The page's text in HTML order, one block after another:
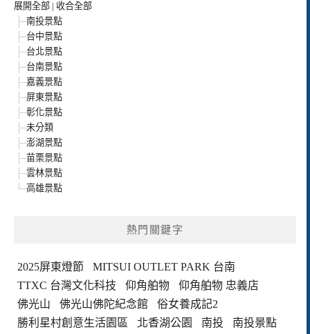
展開全部 | 收合全部
南投景點
台中景點
台北景點
台南景點
嘉義景點
屏東景點
彰化景點
未分類
澎湖景點
苗栗景點
雲林景點
高雄景點
熱門關鍵字
2025屏東燈節
MITSUI OUTLET PARK 台南
TTXC 台灣文化科技
仰角舶物
仰角舶物 忠義店
佛光山
佛光山佛陀紀念館
俗女養成記2
勝利星村創意生活園區
北香湖公園 南投
南投景點